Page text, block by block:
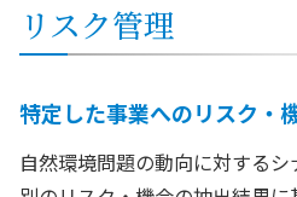
リスク管理
特定した事業へのリスク・
自然環境問題の動向に対する